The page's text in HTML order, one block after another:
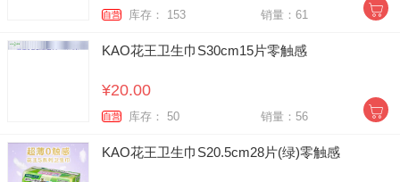
自营 库存： 153 销量：61
KAO花王卫生巾S30cm15片零触感
¥20.00
自营 库存： 50 销量：56
KAO花王卫生巾S20.5cm28片(绿)零触感